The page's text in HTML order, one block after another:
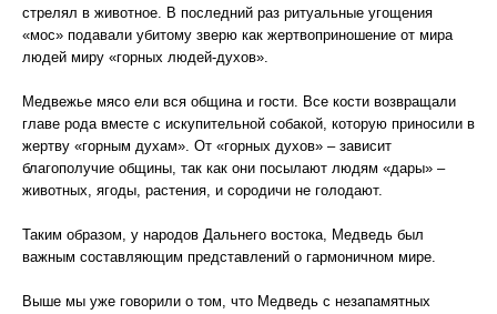
стрелял в животное. В последний раз ритуальные угощения
«мос» подавали убитому зверю как жертвоприношение от мира
людей миру «горных людей-духов».
Медвежье мясо ели вся община и гости. Все кости возвращали
главе рода вместе с искупительной собакой, которую приносили в
жертву «горным духам». От «горных духов» – зависит
благополучие общины, так как они посылают людям «дары» –
животных, ягоды, растения, и сородичи не голодают.
Таким образом, у народов Дальнего востока, Медведь был
важным составляющим представлений о гармоничном мире.
Выше мы уже говорили о том, что Медведь с незапамятных